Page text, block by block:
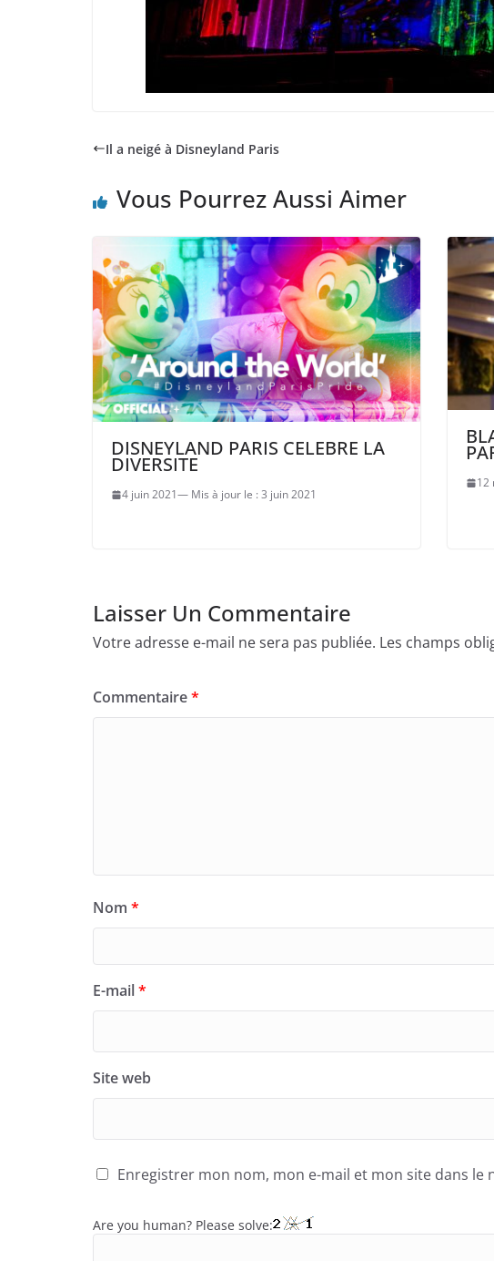
Il a neigé à Disneyland Paris
Vous Pourrez Aussi Aimer
DISNEYLAND PARIS CELEBRE LA
DIVERSITE
4 juin 2021 3 juin 2021
12
Laisser Un Commentaire
Votre adresse e-mail ne sera pas publiée. Les champs
Commentaire*
Nom *
E-mail*
Site web
Enregistrer mon nom, mon e-mail et mon site dans
Are you human? Please solve: